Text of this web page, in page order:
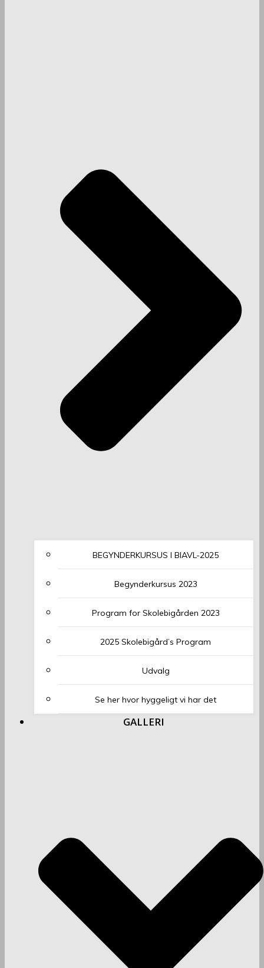
BEGYNDERKURSUS I BIAVL-2025
Begynderkursus 2023
Program for Skolebigården 2023
2025 Skolebigård’s Program
Udvalg
Se her hvor hyggeligt vi har det
GALLERI